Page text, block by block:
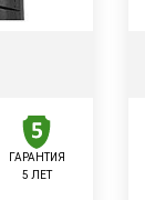
ГАРАНТИЯ
5 ЛЕТ